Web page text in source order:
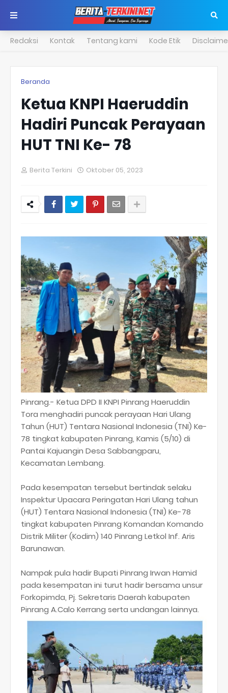
Redaksi Kontak Tentang kami Kode Etik
Beranda
Ketua KNPI Haeruddin
Hadiri Puncak Perayaan
HUT TNI Ke- 78
Berita Terkini Oktober 05, 2023
Pinrang.- Ketua DPD II KNPI Pinrang Haeruddin
Tora menghadiri puncak perayaan Hari Ulang
Tahun (HUT) Tentara Nasional Indonesia (TNI) Ke-
78 tingkat kabupaten Pinrang, Kamis (5/10) di
Pantai Kajuangin Desa Sabbangparu,
Kecamatan Lembang.
Pada kesempatan tersebut bertindak selaku
Inspektur Upacara Peringatan Hari Ulang tahun
(HUT) Tentara Nasional Indonesia (TNI) Ke-78
tingkat kabupaten Pinrang Komandan Komando
Distrik Militer (Kodim) 140 Pinrang Letkol Inf. Aris
Barunawan.
Nampak pula hadir Bupati Pinrang Irwan Hamid
pada kesempatan ini turut hadir bersama unsur
Forkopimda, Pj. Sekretaris Daerah kabupaten
Pinrang A.Calo Kerrang serta undangan lainnya.